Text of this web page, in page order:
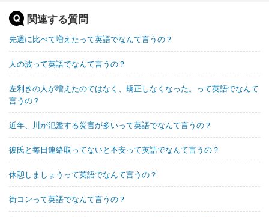
関連する質問
先週に比べて増えたって英語でなんて言うの？
人の波って英語でなんて言うの？
左利きの人が増えたのではなく、矯正しなくなった。って英語でなんて
言うの？
近年、川が氾濫する災害が多いって英語でなんて言うの？
彼氏と毎日連絡取ってないと不安って英語でなんて言うの？
休憩しましょうって英語でなんて言うの？
街コンって英語でなんて言うの？